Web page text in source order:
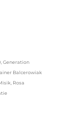
,Generation
Balcerowiak
, Rosa